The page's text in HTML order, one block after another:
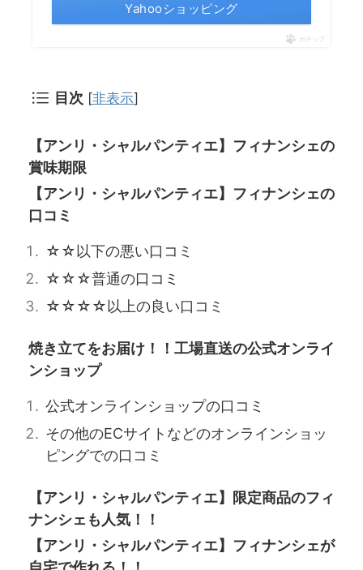
Yahooショッピング
ポチップ
目次 [非表示]
【アンリ・シャルパンティエ】フィナンシェの
賞味期限
【アンリ・シャルパンティエ】フィナンシェの
口コミ
☆☆以下の悪い口コミ
☆☆☆普通の口コミ
☆☆☆☆以上の良い口コミ
焼き立てをお届け！！工場直送の公式オンライ
ンショップ
公式オンラインショップの口コミ
その他のECサイトなどのオンラインショッ
ピングでの口コミ
【アンリ・シャルパンティエ】限定商品のフィ
ナンシェも人気！！
【アンリ・シャルパンティエ】フィナンシェが